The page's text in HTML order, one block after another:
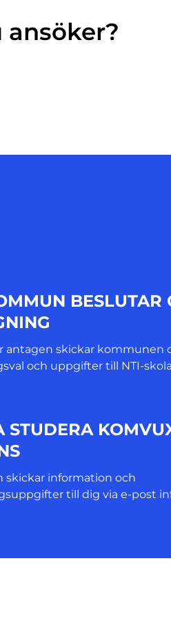
BESLUTAR
antagen skickar kommunen
och uppgifter till NTI-
STUDERA
skickar information och
till dig via e-post